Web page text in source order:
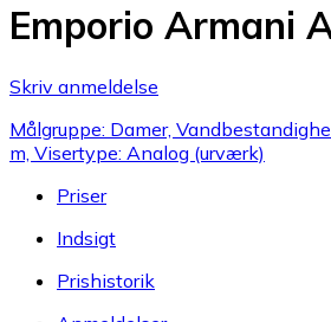
Emporio Armani
Skriv anmeldelse
Målgruppe: Damer,
m, Visertype: Analog (urværk)
Priser
Indsigt
Prishistorik